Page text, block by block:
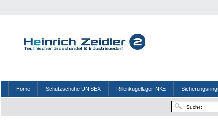
Home Schutzschuhe UNISEX Rillenkugellager-NKE